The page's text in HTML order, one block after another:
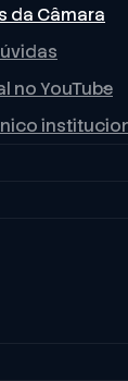
da Câmara
no YouTube